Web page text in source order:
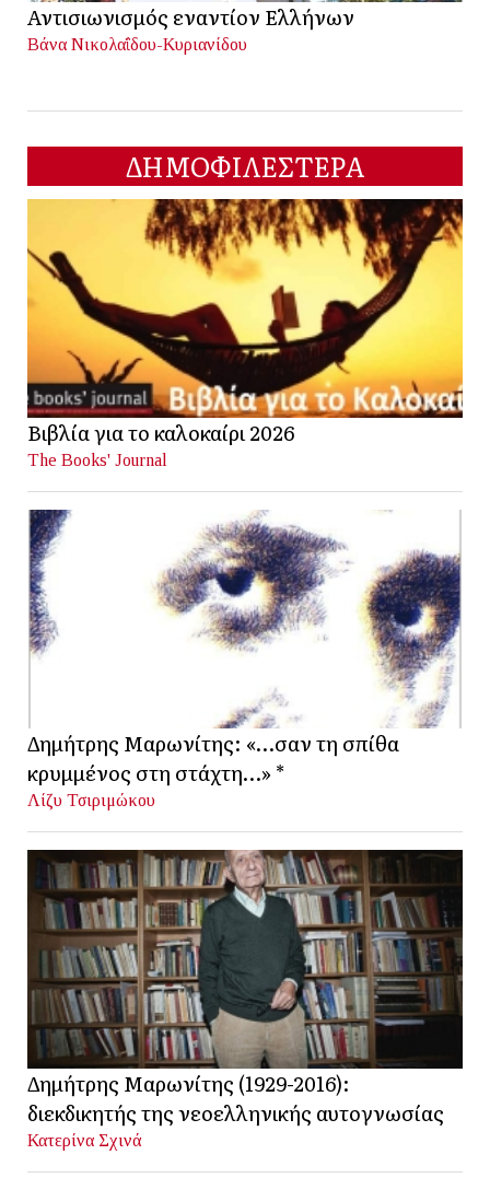
Αντισιωνισμός εναντίον Ελλήνων
Βάνα Νικολαΐδου-Κυριανίδου
ΔΗΜΟΦΙΛΕΣΤΕΡΑ
Βιβλία για το καλοκαίρι 2026
The Books' Journal
Δημήτρης Μαρωνίτης: «…σαν τη σπίθα
κρυμμένος στη στάχτη…» *
Λίζυ Τσιριμώκου
Δημήτρης Μαρωνίτης (1929-2016):
διεκδικητής της νεοελληνικής αυτογνωσίας
Κατερίνα Σχινά